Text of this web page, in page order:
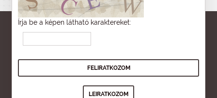
Írja be a képen látható karaktereket: